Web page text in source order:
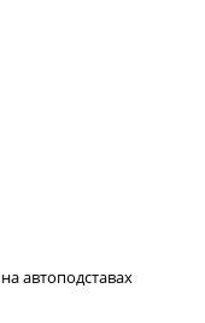
автоподставах